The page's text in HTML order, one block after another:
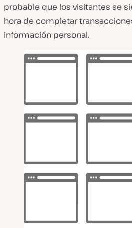
probable que los visitantes se
hora de completar
información personal.